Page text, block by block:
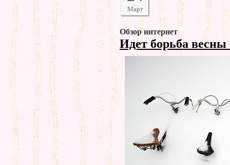
Март
Обзор интернет
Идет борьба